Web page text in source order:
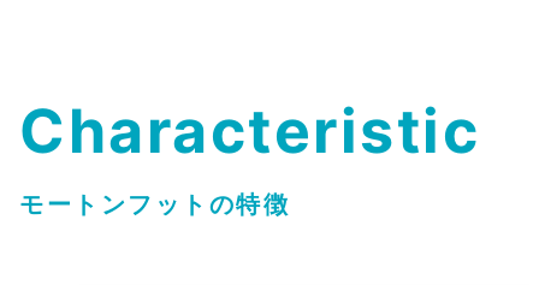
Characteristic
モートンフットの特徴